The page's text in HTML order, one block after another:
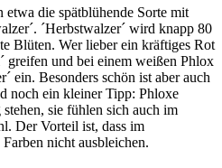
die spätblühende Sorte mit
´Herbstwalzer´ wird knapp 80
Blüten. Wer lieber ein kräftiges Rot
greifen und bei einem weißen Phlox
ein. Besonders schön ist aber auch
noch ein kleiner Tipp: Phloxe
sie fühlen sich auch im
Der Vorteil ist, dass im
nicht ausbleichen.